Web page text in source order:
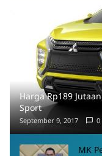
Harga Rp189
Sport
September 9, 2017 0
MK